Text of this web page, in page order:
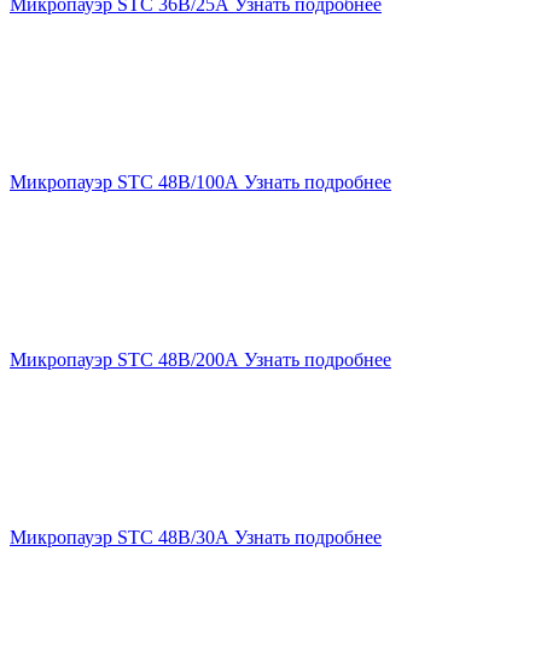
Микропауэр STC 48В/100А Узнать подробнее
Микропауэр STC 48В/200А Узнать подробнее
Микропауэр STC 48В/30А Узнать подробнее